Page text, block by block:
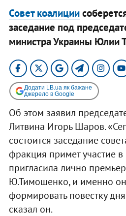
Совет коалиции
заседание под
министра Украины Юлии
Додати LB.ua як бажане
джерело в Google
Об этом заявил
Литвина Игорь Шаров.
состоится заседание
фракция примет участие в
пригласила лично
Ю.Тимошенко, и именно
формировать повестку дня
сказал он.